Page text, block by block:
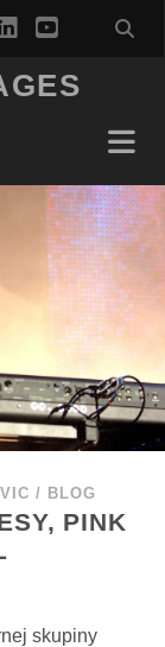
linkedinyoutube
/ BLOG
PINK
skupiny